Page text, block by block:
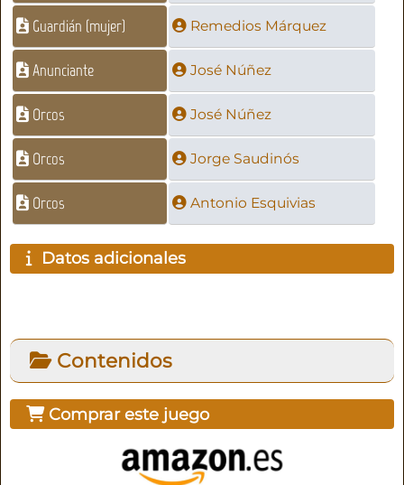
Guardián (mujer) Remedios Márquez
Anunciante José Núñez
Orcos José Núñez
Orcos Jorge Saudinós
Orcos Antonio Esquivias
Datos adicionales
Contenidos
Comprar este juego